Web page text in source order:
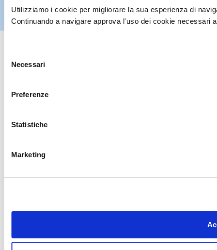
Utilizziamo i cookie per migliorare la sua esperienza di
Continuando a navigare approva l'uso dei cookie necessari
delNecessari
Preferenze
Statistiche
Marketing
Hiltron Security è distribuito in Italia da Hiltron Land S.r.l. | P.IVA
IT07395971216 | Design by avcommunication.it | Tutti i diritti sono
riservati